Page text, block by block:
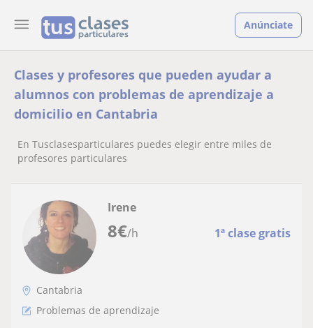
Anúnciate
Clases y profesores que pueden ayudar a
alumnos con problemas de aprendizaje a
domicilio en Cantabria
En Tusclasesparticulares puedes elegir entre miles de
profesores particulares
8€/h 1ª clase gratis
Irene
Cantabria
Problemas de aprendizaje